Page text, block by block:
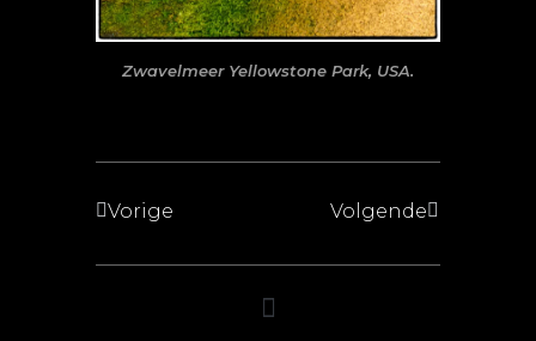
Zwavelmeer Yellowstone Park, USA.
Vorige Volgende